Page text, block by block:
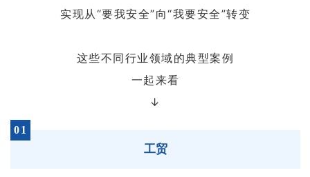
实现从“要我安全”向“我要安全”转变
这些不同行业领域的典型案例
一起来看
↓
01
工贸